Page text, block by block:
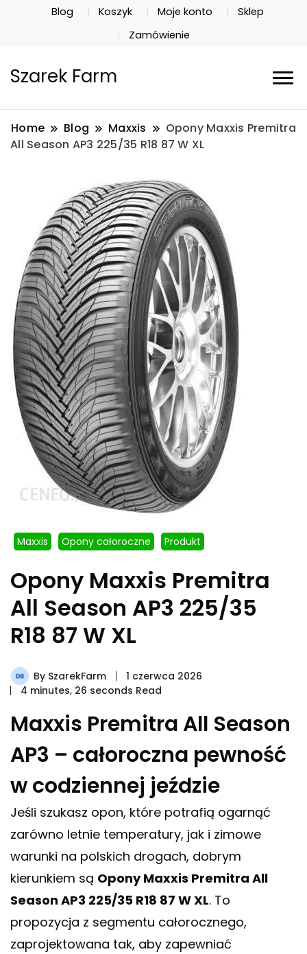
Blog Koszyk Moje konto
Sklep
Zamówienie
Szarek Farm
Home Blog Maxxis
Opony Maxxis Premitra
All Season AP3 225/35 R18 87 W XL
Maxxis Opony całoroczne Produkt
Opony Maxxis Premitra
All Season AP3 225/35
R18 87 W XL
By SzarekFarm
1 czerwca 2026
4 minutes, 26 seconds Read
Maxxis Premitra All Season
AP3 – całoroczna pewność
w codziennej jeździe
Jeśli szukasz opon, które potrafią ogarnąć
zarówno letnie temperatury, jak i zimowe
warunki na polskich drogach, dobrym
kierunkiem są Opony Maxxis Premitra All
Season AP3 225/35 R18 87 W XL. To
propozycja z segmentu całorocznego,
zaprojektowana tak, aby zapewniać